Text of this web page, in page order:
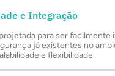
e Integração
para ser facilmente
já existentes no
e flexibilidade.